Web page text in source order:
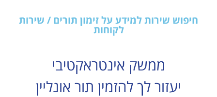
חיפוש שירות למידע על זימון תורים / שירות
לקוחות
ממשק אינטראקטיבי
יעזור לך להזמין תור אונליין